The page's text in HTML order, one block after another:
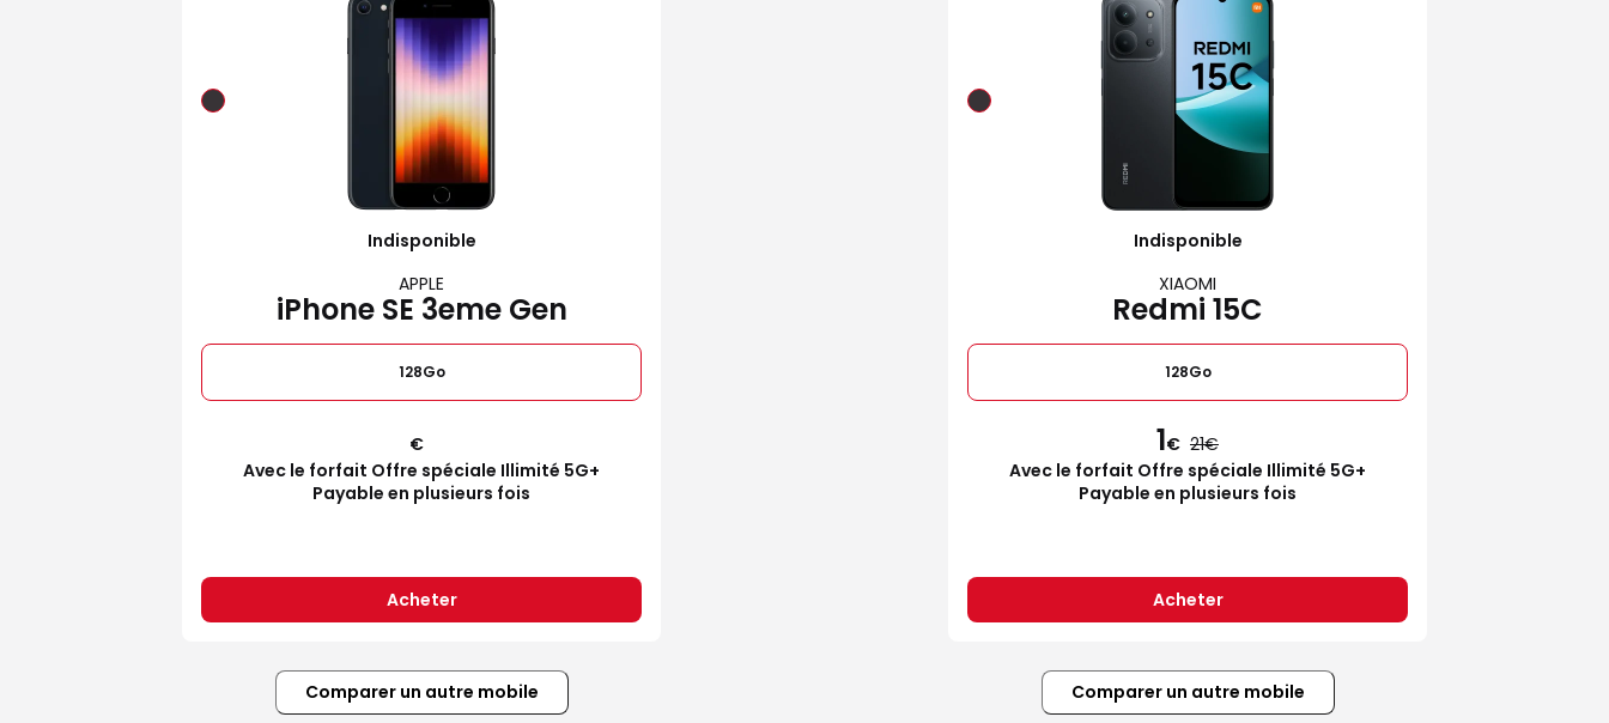
Indisponible
APPLE
iPhone SE 3eme Gen
128Go
€
Avec le forfait Offre spéciale Illimité 5G+
Payable en plusieurs fois
Acheter
Indisponible
XIAOMI
Redmi 15C
128Go
1€ 21
Avec le forfait Offre spéciale Illimité 5G+
Payable en plusieurs fois
Acheter
Comparer un autre mobile Comparer un autre mobile